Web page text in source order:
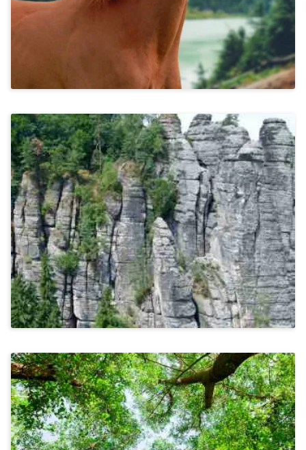
999€
Stressbewältigung & Achtsamkeit, Kommunikation &
Miteinander
Wandern In Der Sächsischen Schweiz
(Margaretenhof)
Ab 1.255€
Stressbewältigung & Achtsamkeit
Wandern In Schmallenberg Im Sauerland